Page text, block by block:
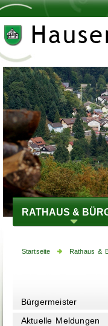
RATHAUS &
Startseite Rathaus &
Bürgermeister
Aktuelle Meldungen